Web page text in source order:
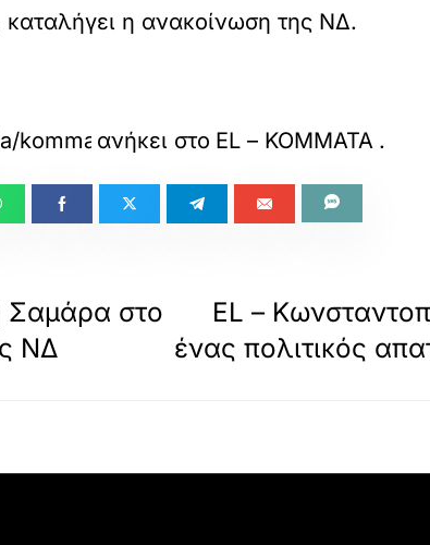
η ανακοίνωση της ΝΔ.
kommata/thessaloniki-stin-antepithesi-
ανήκει στο EL – ΚΟΜΜΑΤΑ .
Σαμάρα στο
ΝΔ
EL –
ένας πολιτικός